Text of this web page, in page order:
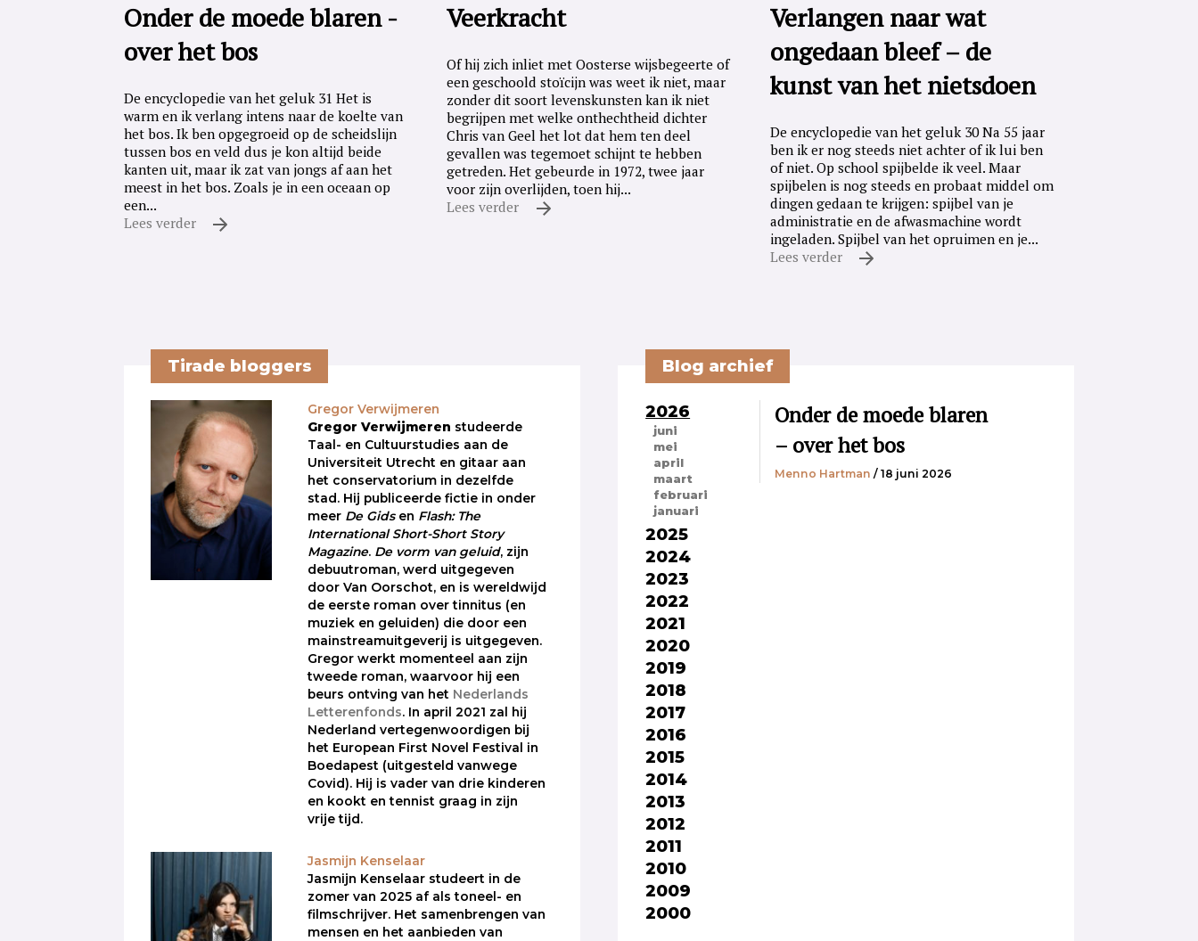
Onder de moede blaren -
over het bos
De encyclopedie van het geluk 31 Het is
warm en ik verlang intens naar de koelte van
het bos. Ik ben opgegroeid op de scheidslijn
tussen bos en veld dus je kon altijd beide
kanten uit, maar ik zat van jongs af aan het
meest in het bos. Zoals je in een oceaan op
een...
Lees verder
Veerkracht
Of hij zich inliet met Oosterse wijsbegeerte of
een geschoold stoïcijn was weet ik niet, maar
zonder dit soort levenskunsten kan ik niet
begrijpen met welke onthechtheid dichter
Chris van Geel het lot dat hem ten deel
gevallen was tegemoet schijnt te hebben
getreden. Het gebeurde in 1972, twee jaar
voor zijn overlijden, toen hij...
Lees verder
Verlangen naar wat
ongedaan bleef – de
kunst van het nietsdoen
De encyclopedie van het geluk 30 Na 55 jaar
ben ik er nog steeds niet achter of ik lui ben
of niet. Op school spijbelde ik veel. Maar
spijbelen is nog steeds en probaat middel om
dingen gedaan te krijgen: spijbel van je
administratie en de afwasmachine wordt
ingeladen. Spijbel van het opruimen en je...
Lees verder
Tirade bloggers
Gregor Verwijmeren
Gregor Verwijmeren studeerde
Taal- en Cultuurstudies aan de
Universiteit Utrecht en gitaar aan
het conservatorium in dezelfde
stad. Hij publiceerde fictie in onder
meer De Gidsen Flash: The
International Short-Short Story
Magazine. De vorm van geluid, zijn
debuutroman, werd uitgegeven
door Van Oorschot, en is wereldwijd
de eerste roman over tinnitus (en
muziek en geluiden) die door een
mainstreamuitgeverij is uitgegeven.
Gregor werkt momenteel aan zijn
tweede roman, waarvoor hij een
beurs ontving van het Nederlands
Letterenfonds. In april 2021 zal hij
Nederland vertegenwoordigen bij
het European First Novel Festival in
Boedapest (uitgesteld vanwege
Covid). Hij is vader van drie kinderen
en kookt en tennist graag in zijn
vrije tijd.
Jasmijn Kenselaar
Jasmijn Kenselaar studeert in de
zomer van 2025 af als toneel- en
filmschrijver. Het samenbrengen van
mensen en het aanbieden van
Blog archief
2026
juni
mei
april
maart
februari
januari
2025
2024
2023
2022
2021
2020
2019
2018
2017
2016
2015
2014
2013
2012
2011
2010
2009
2000
Onder de moede blaren
– over het bos
Menno Hartman / 18 juni 2026